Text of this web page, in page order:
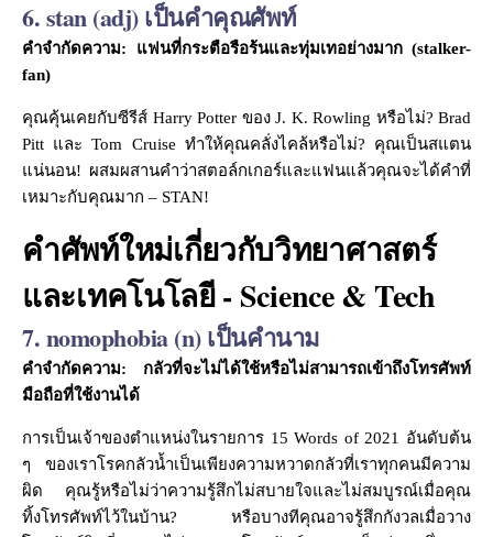
6. stan (adj) เป็นคำคุณศัพท์
คำจำกัดความ: แฟนที่กระตือรือร้นและทุ่มเทอย่างมาก (stalker-
fan)
คุณคุ้นเคยกับซีรีส์ Harry Potter ของ J. K. Rowling หรือไม่? Brad
Pitt และ Tom Cruise ทำให้คุณคลั่งไคล้หรือไม่? คุณเป็นสแตน
แน่นอน! ผสมผสานคำว่าสตอล์กเกอร์และแฟนแล้วคุณจะได้คำที่
เหมาะกับคุณมาก – STAN!
คำศัพท์ใหม่เกี่ยวกับวิทยาศาสตร์
และเทคโนโลยี - Science & Tech
7. nomophobia (n) เป็นคำนาม
คำจำกัดความ: กลัวที่จะไม่ได้ใช้หรือไม่สามารถเข้าถึงโทรศัพท์
มือถือที่ใช้งานได้
การเป็นเจ้าของตำแหน่งในรายการ 15 Words of 2021 อันดับต้น
ๆ ของเราโรคกลัวน้ำเป็นเพียงความหวาดกลัวที่เราทุกคนมีความ
ผิด คุณรู้หรือไม่ว่าความรู้สึกไม่สบายใจและไม่สมบูรณ์เมื่อคุณ
ทิ้งโทรศัพท์ไว้ในบ้าน? หรือบางทีคุณอาจรู้สึกกังวลเมื่อวาง